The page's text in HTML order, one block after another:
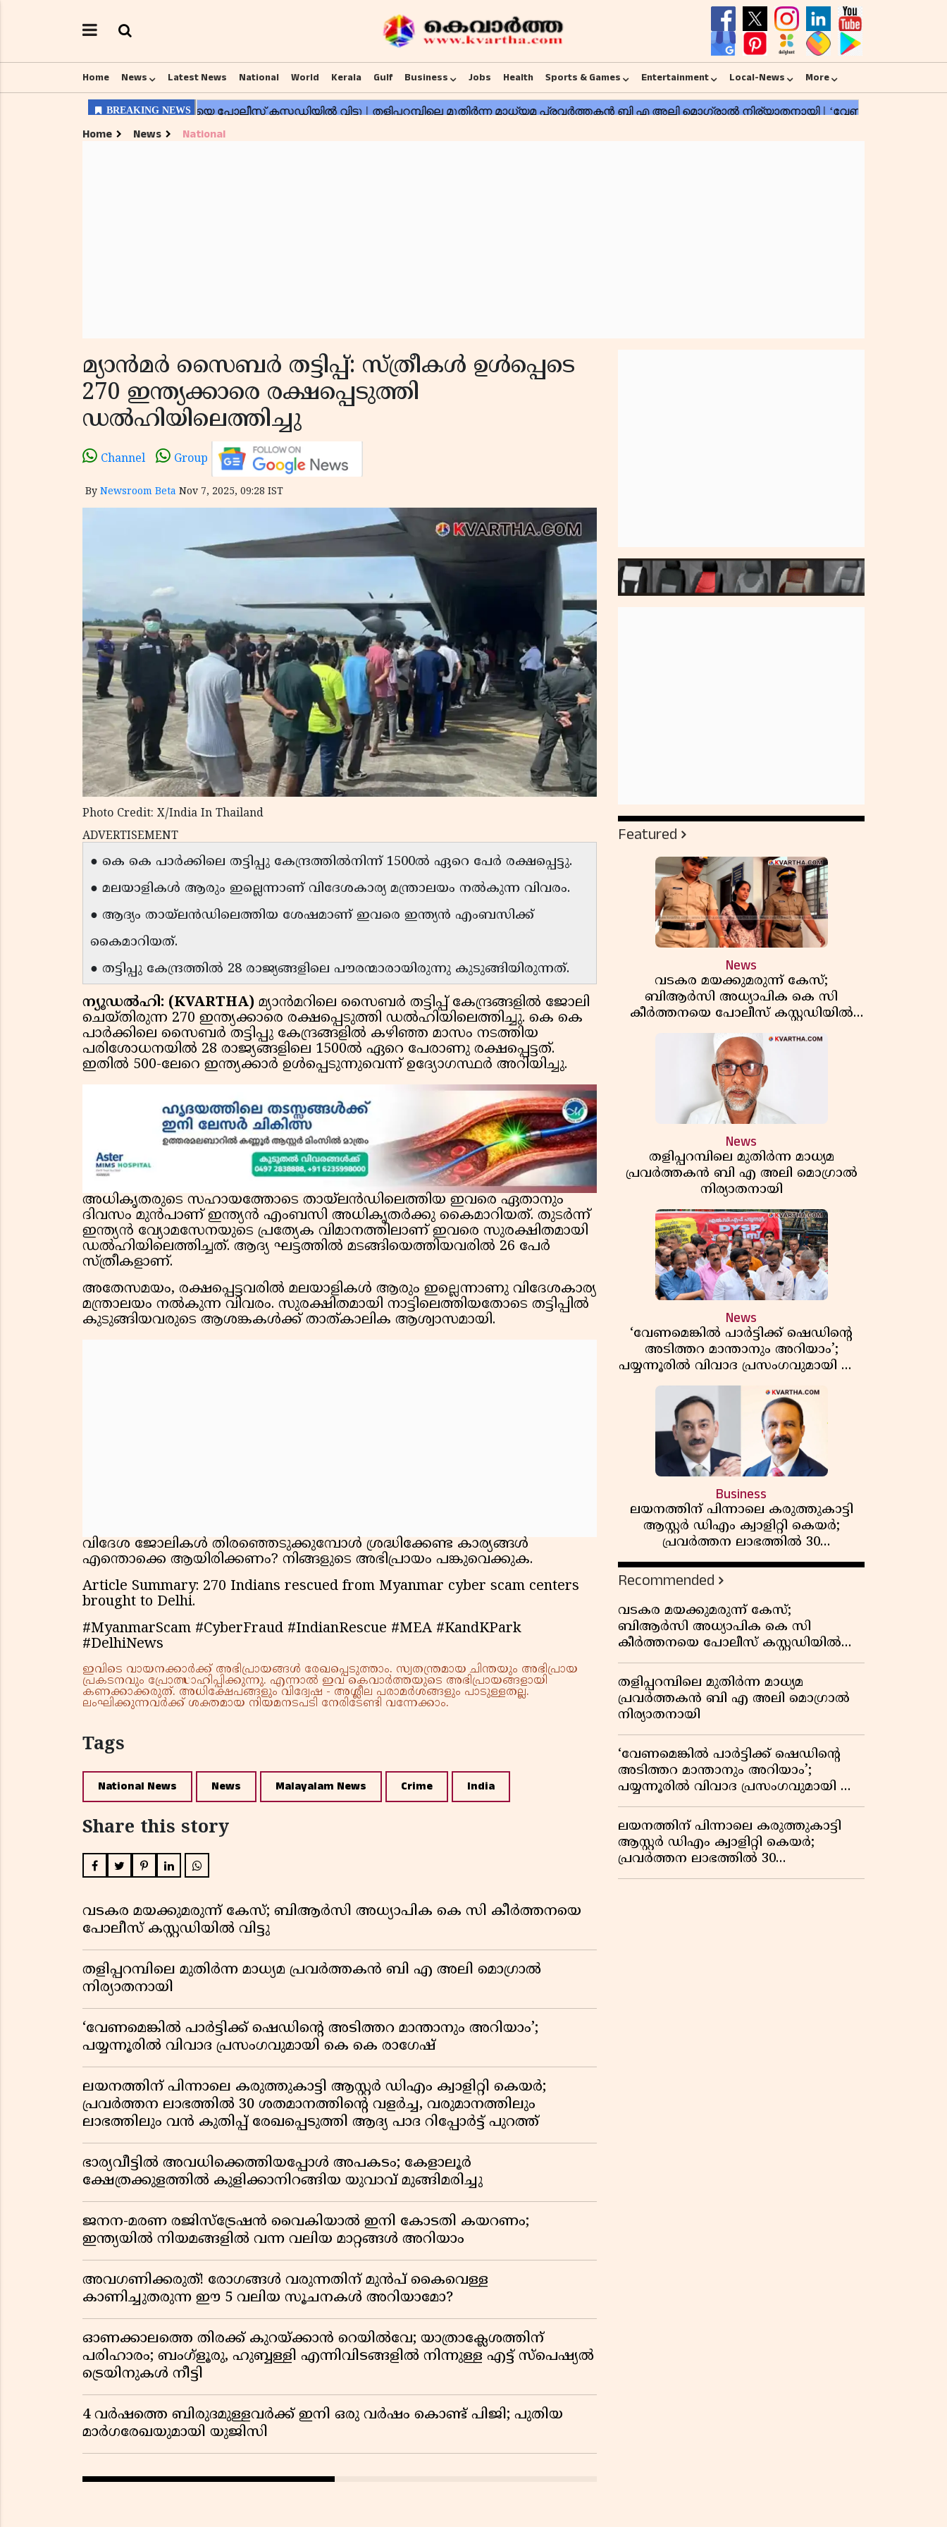
Home News Latest News National World Kerala Gulf Business Jobs Health Sports & Games Entertainment Local-News More
Home News National
മ്യാൻമർ സൈബർ തട്ടിപ്പ്: സ്ത്രീകൾ ഉള്‍പ്പെടെ
270 ഇന്ത്യക്കാരെ രക്ഷപ്പെടുത്തി
ഡൽഹിയിലെത്തിച്ചു
Channel Group
By Newsroom Beta Nov 7, 2025, 09:28 IST
Photo Credit: X/India In Thailand
ADVERTISEMENT
● കെ കെ പാർക്കിലെ തട്ടിപ്പു കേന്ദ്രത്തിൽനിന്ന് 1500ൽ ഏറെ പേർ രക്ഷപ്പെട്ടു.
● മലയാളികൾ ആരും ഇല്ലെന്നാണ് വിദേശകാര്യ മന്ത്രാലയം നൽകുന്ന വിവരം.
● ആദ്യം തായ്‌ലൻഡിലെത്തിയ ശേഷമാണ് ഇവരെ ഇന്ത്യൻ എംബസിക്ക്
കൈമാറിയത്.
● തട്ടിപ്പു കേന്ദ്രത്തിൽ 28 രാജ്യങ്ങളിലെ പൗരന്മാരായിരുന്നു കുടുങ്ങിയിരുന്നത്.
ന്യൂഡൽഹി: (KVARTHA) മ്യാൻമറിലെ സൈബർ തട്ടിപ്പ് കേന്ദ്രങ്ങളിൽ ജോലി
ചെയ്തിരുന്ന 270 ഇന്ത്യക്കാരെ രക്ഷപ്പെടുത്തി ഡൽഹിയിലെത്തിച്ചു. കെ കെ
പാർക്കിലെ സൈബർ തട്ടിപ്പു കേന്ദ്രങ്ങളിൽ കഴിഞ്ഞ മാസം നടത്തിയ
പരിശോധനയിൽ 28 രാജ്യങ്ങളിലെ 1500ൽ ഏറെ പേരാണു രക്ഷപ്പെട്ടത്.
ഇതിൽ 500-ലേറെ ഇന്ത്യക്കാർ ഉൾപ്പെടുന്നുവെന്ന് ഉദ്യോഗസ്ഥര്‍ അറിയിച്ചു.
അധികൃതരുടെ സഹായത്തോടെ തായ്ലൻഡിലെത്തിയ ഇവരെ ഏതാനും
ദിവസം മുൻപാണ് ഇന്ത്യൻ എംബസി അധികൃതർക്കു കൈമാറിയത്. തുടർന്ന്
ഇന്ത്യൻ വ്യോമസേനയുടെ പ്രത്യേക വിമാനത്തിലാണ് ഇവരെ സുരക്ഷിതമായി
ഡൽഹിയിലെത്തിച്ചത്. ആദ്യ ഘട്ടത്തിൽ മടങ്ങിയെത്തിയവരിൽ 26 പേർ
സ്ത്രീകളാണ്.
അതേസമയം, രക്ഷപ്പെട്ടവരിൽ മലയാളികൾ ആരും ഇല്ലെന്നാണു വിദേശകാര്യ
മന്ത്രാലയം നൽകുന്ന വിവരം. സുരക്ഷിതമായി നാട്ടിലെത്തിയതോടെ തട്ടിപ്പിൽ
കുടുങ്ങിയവരുടെ ആശങ്കകൾക്ക് താത്കാലിക ആശ്വാസമായി.
വിദേശ ജോലികൾ തിരഞ്ഞെടുക്കുമ്പോൾ ശ്രദ്ധിക്കേണ്ട കാര്യങ്ങൾ
എന്തൊക്കെ ആയിരിക്കണം? നിങ്ങളുടെ അഭിപ്രായം പങ്കുവെക്കുക.
Article Summary: 270 Indians rescued from Myanmar cyber scam centers
brought to Delhi.
#MyanmarScam #CyberFraud #IndianRescue #MEA #KandKPark
#DelhiNews
ഇവിടെ വായനക്കാർക്ക് അഭിപ്രായങ്ങൾ രേഖപ്പെടുത്താം. സ്വതന്ത്രമായ ചിന്തയും അഭിപ്രായ
പ്രകടനവും പ്രോത്സാഹിപ്പിക്കുന്നു. എന്നാൽ ഇവ കെവാർത്തയുടെ അഭിപ്രായങ്ങളായി
കണക്കാക്കരുത്. അധിക്ഷേപങ്ങളും വിദ്വേഷ - അശ്ലീല പരാമർശങ്ങളും പാടുള്ളതല്ല.
ലംഘിക്കുന്നവർക്ക് ശക്തമായ നിയമനടപടി നേരിടേണ്ടി വന്നേക്കാം.
Tags
National News News Malayalam News Crime India
Share this story
വടകര മയക്കുമരുന്ന് കേസ്; ബിആർസി അധ്യാപിക കെ സി കീർത്തനയെ
പോലീസ് കസ്റ്റഡിയിൽ വിട്ടു
തളിപ്പറമ്പിലെ മുതിർന്ന മാധ്യമ പ്രവർത്തകൻ ബി എ അലി മൊഗ്രാൽ
നിര്യാതനായി
‘വേണമെങ്കിൽ പാർട്ടിക്ക് ഷെഡിൻ്റെ അടിത്തറ മാന്താനും അറിയാം’;
പയ്യന്നൂരിൽ വിവാദ പ്രസംഗവുമായി കെ കെ രാഗേഷ്
ലയനത്തിന് പിന്നാലെ കരുത്തുകാട്ടി ആസ്റ്റർ ഡിഎം ക്വാളിറ്റി കെയർ;
പ്രവർത്തന ലാഭത്തിൽ 30 ശതമാനത്തിൻ്റെ വളർച്ച, വരുമാനത്തിലും
ലാഭത്തിലും വൻ കുതിപ്പ് രേഖപ്പെടുത്തി ആദ്യ പാദ റിപ്പോർട്ട് പുറത്ത്
ഭാര്യവീട്ടിൽ അവധിക്കെത്തിയപ്പോൾ അപകടം; കേളാലൂർ
ക്ഷേത്രക്കുളത്തിൽ കുളിക്കാനിറങ്ങിയ യുവാവ് മുങ്ങിമരിച്ചു
ജനന-മരണ രജിസ്ട്രേഷൻ വൈകിയാൽ ഇനി കോടതി കയറണം;
ഇന്ത്യയിൽ നിയമങ്ങളിൽ വന്ന വലിയ മാറ്റങ്ങൾ അറിയാം
അവഗണിക്കരുത്! രോഗങ്ങൾ വരുന്നതിന് മുൻപ് കൈവെള്ള
കാണിച്ചുതരുന്ന ഈ 5 വലിയ സൂചനകൾ അറിയാമോ?
ഓണക്കാലത്തെ തിരക്ക് കുറയ്ക്കാൻ റെയിൽവേ; യാത്രാക്ലേശത്തിന്
പരിഹാരം; ബംഗ്ളൂരു, ഹുബ്ബള്ളി എന്നിവിടങ്ങളിൽ നിന്നുള്ള എട്ട് സ്പെഷ്യൽ
ട്രെയിനുകൾ നീട്ടി
4 വർഷത്തെ ബിരുദമുള്ളവർക്ക് ഇനി ഒരു വർഷം കൊണ്ട് പിജി; പുതിയ
മാർഗരേഖയുമായി യുജിസി
Featured
News
വടകര മയക്കുമരുന്ന് കേസ്;
ബിആർസി അധ്യാപിക കെ സി
കീർത്തനയെ പോലീസ് കസ്റ്റഡിയിൽ
News
തളിപ്പറമ്പിലെ മുതിർന്ന മാധ്യമ
പ്രവർത്തകൻ ബി എ അലി മൊഗ്രാൽ
നിര്യാതനായി
News
‘വേണമെങ്കിൽ പാർട്ടിക്ക് ഷെഡിൻ്റെ
അടിത്തറ മാന്താനും അറിയാം’;
പയ്യന്നൂരിൽ വിവാദ പ്രസംഗവുമായി കെ
കെ രാഗേഷ്
Business
ലയനത്തിന് പിന്നാലെ കരുത്തുകാട്ടി
ആസ്റ്റർ ഡിഎം ക്വാളിറ്റി കെയർ;
പ്രവർത്തന ലാഭത്തിൽ 30
ശതമാനത്തിൻ്റെ വളർച്ച,
വരുമാനത്തിലും ലാഭത്തിലും വൻ
കുതിപ്പ് രേഖപ്പെടുത്തി ആദ്യ പാദ
റിപ്പോർട്ട് പുറത്ത്
Recommended
വടകര മയക്കുമരുന്ന് കേസ്;
ബിആർസി അധ്യാപിക കെ സി
കീർത്തനയെ പോലീസ് കസ്റ്റഡിയിൽ
വിട്ടു
തളിപ്പറമ്പിലെ മുതിർന്ന മാധ്യമ
പ്രവർത്തകൻ ബി എ അലി മൊഗ്രാൽ
നിര്യാതനായി
‘വേണമെങ്കിൽ പാർട്ടിക്ക് ഷെഡിൻ്റെ
അടിത്തറ മാന്താനും അറിയാം’;
പയ്യന്നൂരിൽ വിവാദ പ്രസംഗവുമായി കെ
കെ രാഗേഷ്
ലയനത്തിന് പിന്നാലെ കരുത്തുകാട്ടി
ആസ്റ്റർ ഡിഎം ക്വാളിറ്റി കെയർ;
പ്രവർത്തന ലാഭത്തിൽ 30
ശതമാനത്തിൻ്റെ വളർച്ച,